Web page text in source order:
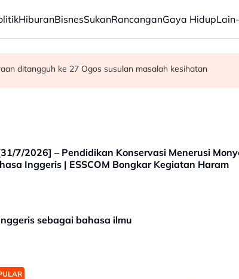
HiburanBisnesSukanRancanganGaya Hidup
menjejaki penyusutan semalaman Wall Street
Tun Mohamed Eusoff Chin meninggal dunia pada usia 91
ditangguh ke 27 Ogos susulan masalah kesihatan
7/2026] – Pendidikan Konservasi Menerusi
Inggeris | ESSCOM Bongkar Kegiatan Haram
sebagai bahasa ilmu